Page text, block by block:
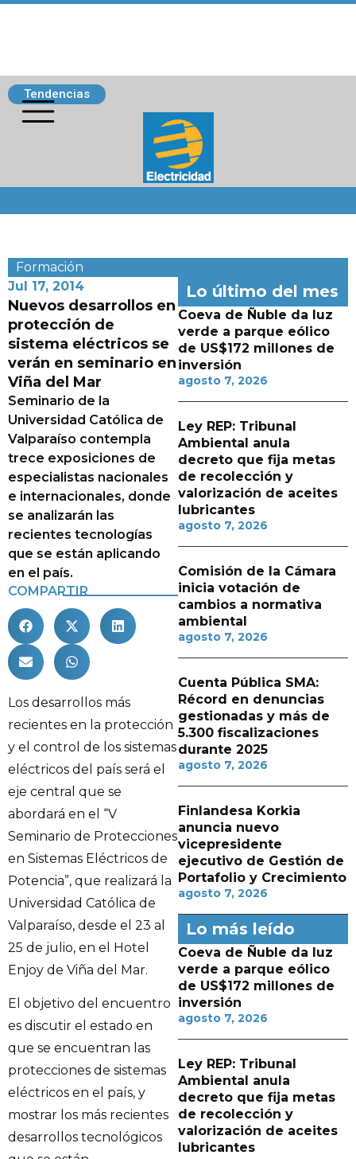
Tendencias
Formación
Jul 17, 2014
Nuevos desarrollos en
protección de
sistema eléctricos se
verán en seminario en
Viña del Mar
Seminario de la
Universidad Católica de
Valparaíso contempla
trece exposiciones de
especialistas nacionales
e internacionales, donde
se analizarán las
recientes tecnologías
que se están aplicando
en el país.
COMPARTIR
Los desarrollos más
recientes en la protección
y el control de los sistemas
eléctricos del país será el
eje central que se
abordará en el “V
Seminario de Protecciones
en Sistemas Eléctricos de
Potencia”, que realizará la
Universidad Católica de
Valparaíso, desde el 23 al
25 de julio, en el Hotel
Enjoy de Viña del Mar.
El objetivo del encuentro
es discutir el estado en
que se encuentran las
protecciones de sistemas
eléctricos en el país, y
mostrar los más recientes
desarrollos tecnológicos
Lo último del mes
Coeva de Ñuble da luz
verde a parque eólico
de US$172 millones de
inversión
agosto 7, 2026
Ley REP: Tribunal
Ambiental anula
decreto que fija metas
de recolección y
valorización de aceites
lubricantes
agosto 7, 2026
Comisión de la Cámara
inicia votación de
cambios a normativa
ambiental
agosto 7, 2026
Cuenta Pública SMA:
Récord en denuncias
gestionadas y más de
5.300 fiscalizaciones
durante 2025
agosto 7, 2026
Finlandesa Korkia
anuncia nuevo
vicepresidente
ejecutivo de Gestión de
Portafolio y Crecimiento
agosto 7, 2026
Lo más leído
Coeva de Ñuble da luz
verde a parque eólico
de US$172 millones de
inversión
agosto 7, 2026
Ley REP: Tribunal
Ambiental anula
decreto que fija metas
de recolección y
valorización de aceites
lubricantes